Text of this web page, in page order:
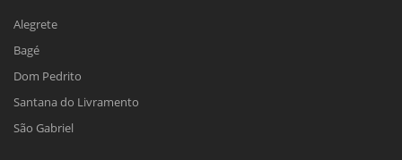
Alegrete
Bagé
Dom Pedrito
Santana do Livramento
São Gabriel